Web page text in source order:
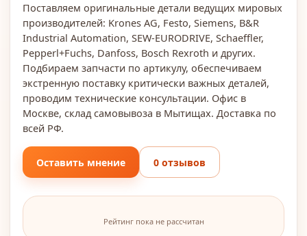
Поставляем оригинальные детали ведущих мировых
производителей: Krones AG, Festo, Siemens, B&R
Industrial Automation, SEW-EURODRIVE, Schaeffler,
Pepperl+Fuchs, Danfoss, Bosch Rexroth и других.
Подбираем запчасти по артикулу, обеспечиваем
экстренную поставку критически важных деталей,
проводим технические консультации. Офис в
Москве, склад самовывоза в Мытищах. Доставка по
всей РФ.
Оставить мнение 0 отзывов
Рейтинг пока не рассчитан